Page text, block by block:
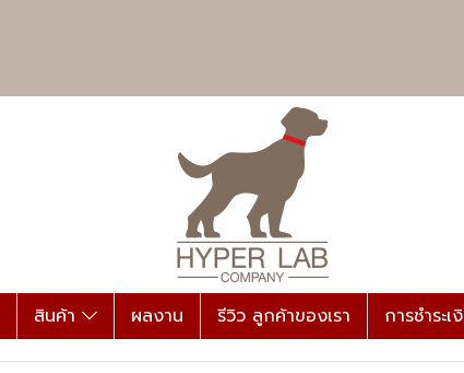
สินค้า ผลงาน รีวิว ลูกค้าของเรา การชำระเ